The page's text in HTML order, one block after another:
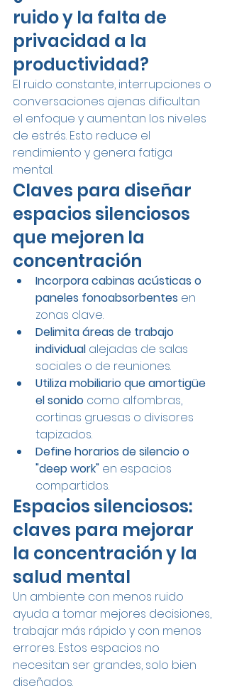
ruido y la falta de
privacidad a la
productividad?
El ruido constante, interrupciones o
conversaciones ajenas dificultan
el enfoque y aumentan los niveles
de estrés. Esto reduce el
rendimiento y genera fatiga
mental.
Claves para diseñar
espacios silenciosos
que mejoren la
concentración
Incorpora cabinas acústicas o
paneles fonoabsorbentes en
zonas clave.
Delimita áreas de trabajo
individual alejadas de salas
sociales o de reuniones.
Utiliza mobiliario que amortigüe
el sonido como alfombras,
cortinas gruesas o divisores
tapizados.
Define horarios de silencio o
"deep work" en espacios
compartidos.
Espacios silenciosos:
claves para mejorar
la concentración y la
salud mental
Un ambiente con menos ruido
ayuda a tomar mejores decisiones,
trabajar más rápido y con menos
errores. Estos espacios no
necesitan ser grandes, solo bien
diseñados.